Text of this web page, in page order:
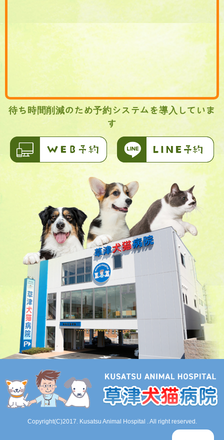
待ち時間削減のため予約システムを導入していま
す
Copyright(C)2017. Kusatsu Animal Hospital . All right reserved.